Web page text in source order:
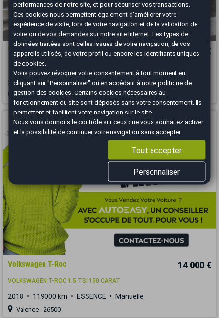
Volkswagen T-Roc 19 990 €
1.5 TSI 150 ch Carat virtual cockpit 67500 kms
2020 67500 km ESSENCE Automatique
Nice - 06300
Vous arrivez trop tard
Volkswagen T-Roc 14 000 €
VOLKSWAGEN T-ROC 1.5 TSI 150 CARAT
2018 119000 km ESSENCE Manuelle
Valence - 26500
performances de notre site, et pour sécuriser vos transactions.
Ces cookies nous permettent également d'améliorer votre
expérience de visite, lors de votre navigation et de la validation de
votre ou de vos demandes sur notre site Internet. Les types de
données traitées sont celles issues de votre navigation, de vos
appareils utilisés, de votre profil ou encore les identifiants uniques
de cookies.
Vous pouvez révoquer votre consentement à tout moment en
cliquant sur "Personnaliser" ou en accédant à notrepolitique de
gestion des cookies . Certains cookies nécessaires au
fonctionnement du site sont déposés sans votre consentement. Ils
permettent et facilitent votre navigation sur le site.
Nous vous donnons le contrôle sur ceux que vous souhaitez activer
et la possibilité de continuer votre navigation sans accepter.
Tout accepter
Personnaliser